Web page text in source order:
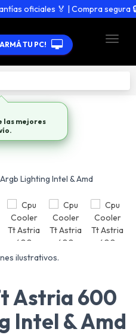
oficiales 🏅 | Compra segura 🔒
TU PC!
ilustrativos.
Astria 600
Intel & Amd
las mejores